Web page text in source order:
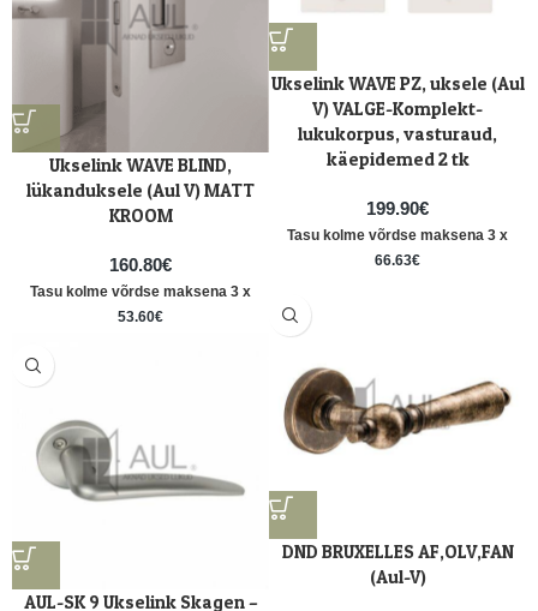
Ukselink WAVE PZ, uksele (Aul
V) VALGE-Komplekt-
lukukorpus, vasturaud,
käepidemed 2 tk
199.90€
Tasu kolme võrdse maksena 3 x
66.63€
Ukselink WAVE BLIND,
lükanduksele (Aul V) MATT
KROOM
160.80€
Tasu kolme võrdse maksena 3 x
53.60€
DND BRUXELLES AF,OLV,FAN
(Aul-V)
AUL-SK 9 Ukselink Skagen –